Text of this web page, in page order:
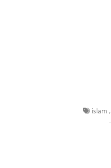
islam ,